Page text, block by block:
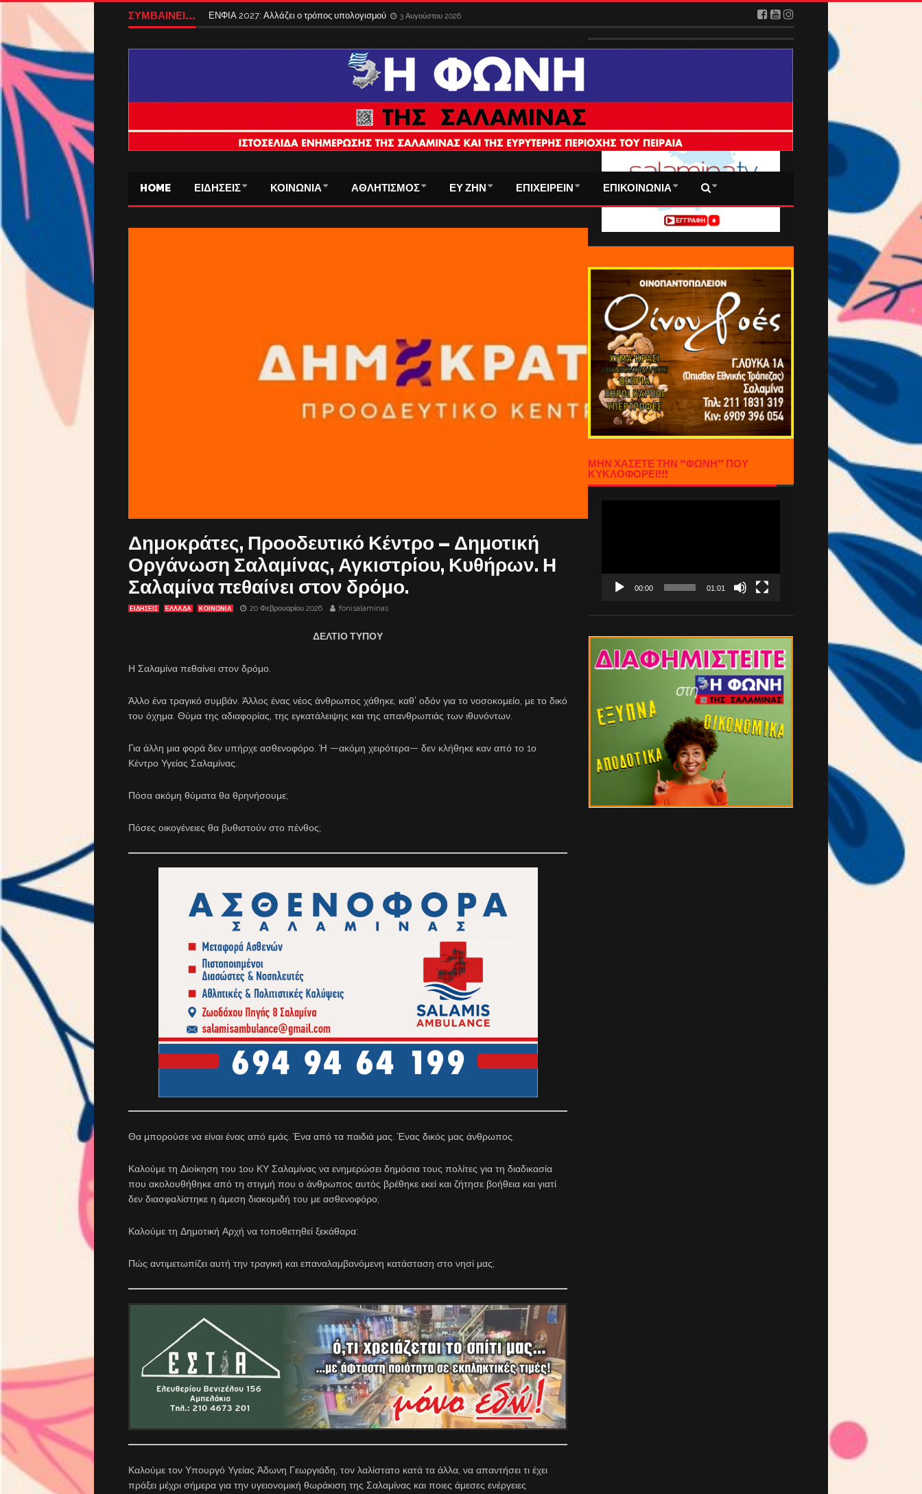
ΣΥΜΒΑΙΝΕΙ... ΕΝΦΙΑ 2027: Αλλάζει ο τρόπος υπολογισμού 3 Αυγούστου 2026
HOME ΕΙΔΗΣΕΙΣ ΚΟΙΝΩΝΙΑ ΑΘΛΗΤΙΣΜΟΣ ΕΥ ΖΗΝ ΕΠΙΧΕΙΡΕΙΝ ΕΠΙΚΟΙΝΩΝΙΑ
Δημοκράτες, Προοδευτικό Κέντρο – Δημοτική
Οργάνωση Σαλαμίνας, Αγκιστρίου, Κυθήρων. Η
Σαλαμίνα πεθαίνει στον δρόμο.
ΕΙΔΗΣΕΙΣ ΕΛΛΑΔΑ ΚΟΙΝΩΝΙΑ 20 Φεβρουαρίου 2026 fonisalaminas
ΔΕΛΤΙΟ ΤΥΠΟΥ
Η Σαλαμίνα πεθαίνει στον δρόμο.
Άλλο ένα τραγικό συμβάν. Άλλος ένας νέος άνθρωπος χάθηκε, καθ’ οδόν για το νοσοκομείο, με το δικό
του όχημα. Θύμα της αδιαφορίας, της εγκατάλειψης και της απανθρωπιάς των ιθυνόντων.
Για άλλη μια φορά δεν υπήρχε ασθενοφόρο. Ή —ακόμη χειρότερα— δεν κλήθηκε καν από το 1ο
Κέντρο Υγείας Σαλαμίνας.
Πόσα ακόμη θύματα θα θρηνήσουμε;
Πόσες οικογένειες θα βυθιστούν στο πένθος;
Θα μπορούσε να είναι ένας από εμάς. Ένα από τα παιδιά μας. Ένας δικός μας άνθρωπος.
Καλούμε τη Διοίκηση του 1ου ΚΥ Σαλαμίνας να ενημερώσει δημόσια τους πολίτες για τη διαδικασία
που ακολουθήθηκε από τη στιγμή που ο άνθρωπος αυτός βρέθηκε εκεί και ζήτησε βοήθεια και γιατί
δεν διασφαλίστηκε η άμεση διακομιδή του με ασθενοφόρο;
Καλούμε τη Δημοτική Αρχή να τοποθετηθεί ξεκάθαρα:
Πώς αντιμετωπίζει αυτή την τραγική και επαναλαμβανόμενη κατάσταση στο νησί μας;
Καλούμε τον Υπουργό Υγείας Άδωνη Γεωργιάδη, τον λαλίστατο κατά τα άλλα, να απαντήσει τι έχει
πράξει μέχρι σήμερα για την υγειονομική θωράκιση της Σαλαμίνας και ποιες άμεσες ενέργειες
ΜΗΝ ΧΑΣΕΤΕ ΤΗΝ “ΦΩΝΗ” ΠΟΥ
ΚΥΚΛΟΦΟΡΕΙ!!!
00:00 01:01